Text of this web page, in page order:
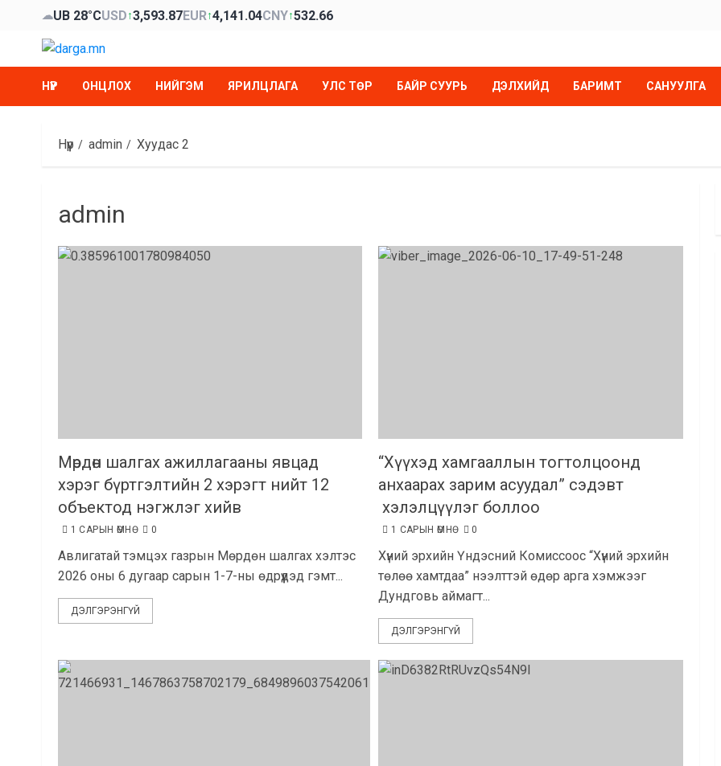
☁UB 28°CUSD↑3,593.87EUR↑4,141.04CNY↑532.66
НҮҮР ОНЦЛОХ НИЙГЭМ ЯРИЛЦЛАГА УЛС ТӨР БАЙР СУУРЬ ДЭЛХИЙД БАРИМТ САНУУЛГА
Нүүр admin Хуудас 2
admin
Мөрдөн шалгах ажиллагааны явцад
хэрэг бүртгэлтийн 2 хэрэгт нийт 12
объектод нэгжлэг хийв
1 САРЫН ӨМНӨ 0
Авлигатай тэмцэх газрын Мөрдөн шалгах хэлтэс
2026 оны 6 дугаар сарын 1-7-ны өдрүүдэд гэмт...
ДЭЛГЭРЭНГҮЙ
“Хүүхэд хамгааллын тогтолцоонд
анхаарах зарим асуудал” сэдэвт
хэлэлцүүлэг боллоо
1 САРЫН ӨМНӨ 0
Хүний эрхийн Үндэсний Комиссоос “Хүний эрхийн
төлөө хамтдаа” нээлттэй өдөр арга хэмжээг
Дундговь аймагт...
ДЭЛГЭРЭНГҮЙ